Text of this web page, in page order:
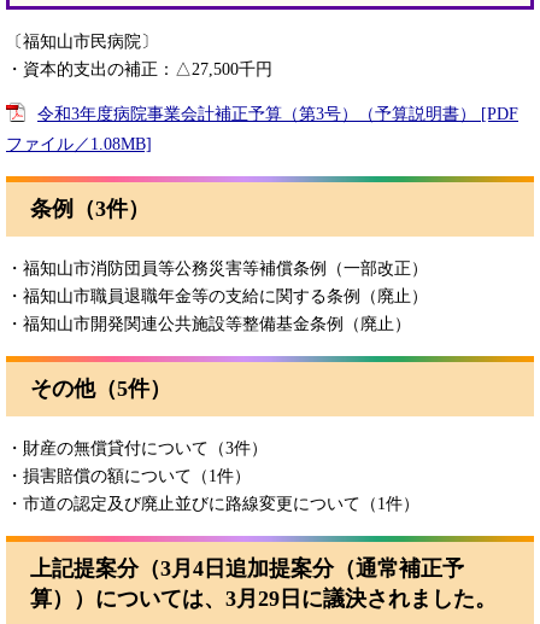
〔福知山市民病院〕
・資本的支出の補正：△27,500千円
令和3年度病院事業会計補正予算（第3号）（予算説明書） [PDF
ファイル／1.08MB]
条例（3件）
・福知山市消防団員等公務災害等補償条例（一部改正）
・福知山市職員退職年金等の支給に関する条例（廃止）
・福知山市開発関連公共施設等整備基金条例（廃止）
その他（5件）
・財産の無償貸付について（3件）
・損害賠償の額について（1件）
・市道の認定及び廃止並びに路線変更について（1件）
上記提案分（3月4日追加提案分（通常補正予
算））については、3月29日に議決されました。